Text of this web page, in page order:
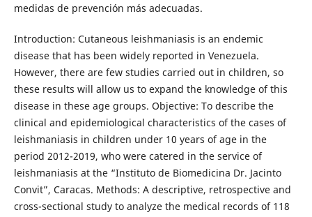
medidas de prevención más adecuadas.
Introduction: Cutaneous leishmaniasis is an endemic
disease that has been widely reported in Venezuela.
However, there are few studies carried out in children, so
these results will allow us to expand the knowledge of this
disease in these age groups. Objective: To describe the
clinical and epidemiological characteristics of the cases of
leishmaniasis in children under 10 years of age in the
period 2012-2019, who were catered in the service of
leishmaniasis at the “Instituto de Biomedicina Dr. Jacinto
Convit”, Caracas. Methods: A descriptive, retrospective and
cross-sectional study to analyze the medical records of 118